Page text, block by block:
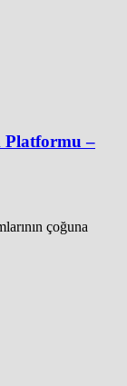
Platformu –
çoğuna